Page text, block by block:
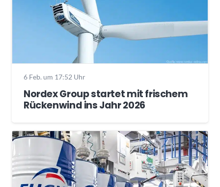
6 Feb. um 17:52 Uhr
Nordex Group startet mit frischem
Rückenwind ins Jahr 2026